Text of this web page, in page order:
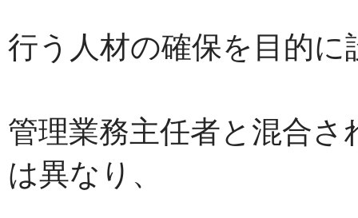
行う人材の確保を目的
管理業務主任者と混合
は異なり、